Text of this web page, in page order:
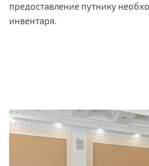
предоставление путнику
инвентаря.